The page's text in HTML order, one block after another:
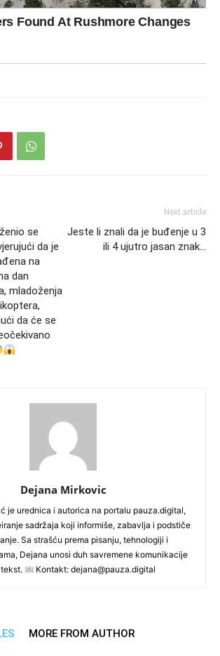
se
da je
na
dan
mladoženja
da će se
Next article
Jeste li znali da je buđenje u 3
ili 4 ujutro jasan znak…
Dejana Mirkovic
je urednica i autorica na portalu pauza.digital,
sadržaja koji informiše, zabavlja i podstiče
Sa strašću prema pisanju, tehnologiji i
Dejana unosi duh savremene komunikacije
Kontakt: dejana@pauza.digital
MORE FROM AUTHOR